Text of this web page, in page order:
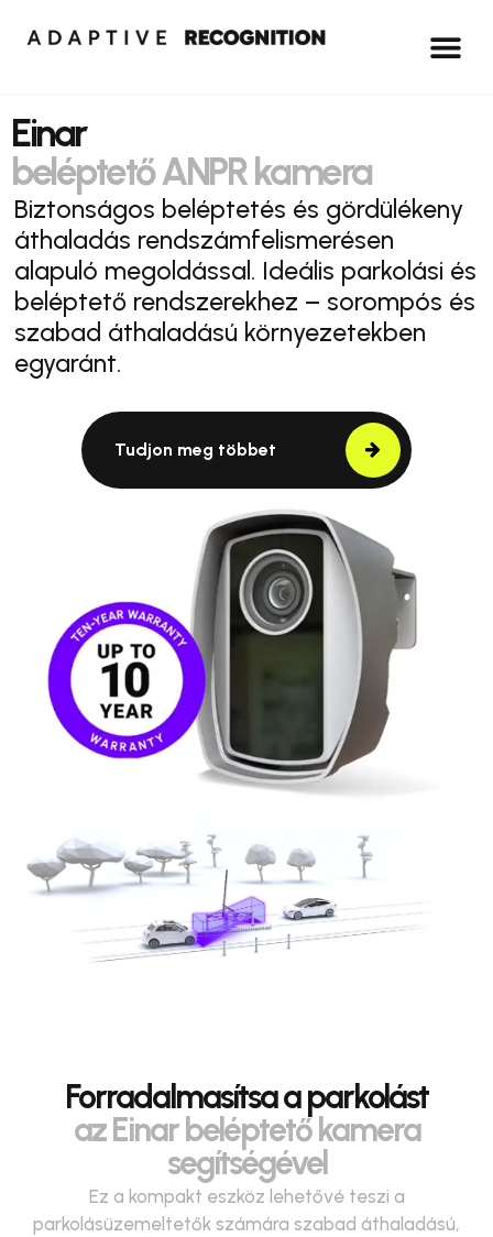
Einar
beléptető ANPR kamera
Biztonságos beléptetés és gördülékeny
áthaladás rendszámfelismerésen
alapuló megoldással. Ideális parkolási és
beléptető rendszerekhez – sorompós és
szabad áthaladású környezetekben
egyaránt.
Tudjon meg többet
Forradalmasítsa a parkolást
az Einar beléptető kamera
segítségével
Ez a kompakt eszköz lehetővé teszi a
parkolásüzemeltetők számára szabad áthaladású,